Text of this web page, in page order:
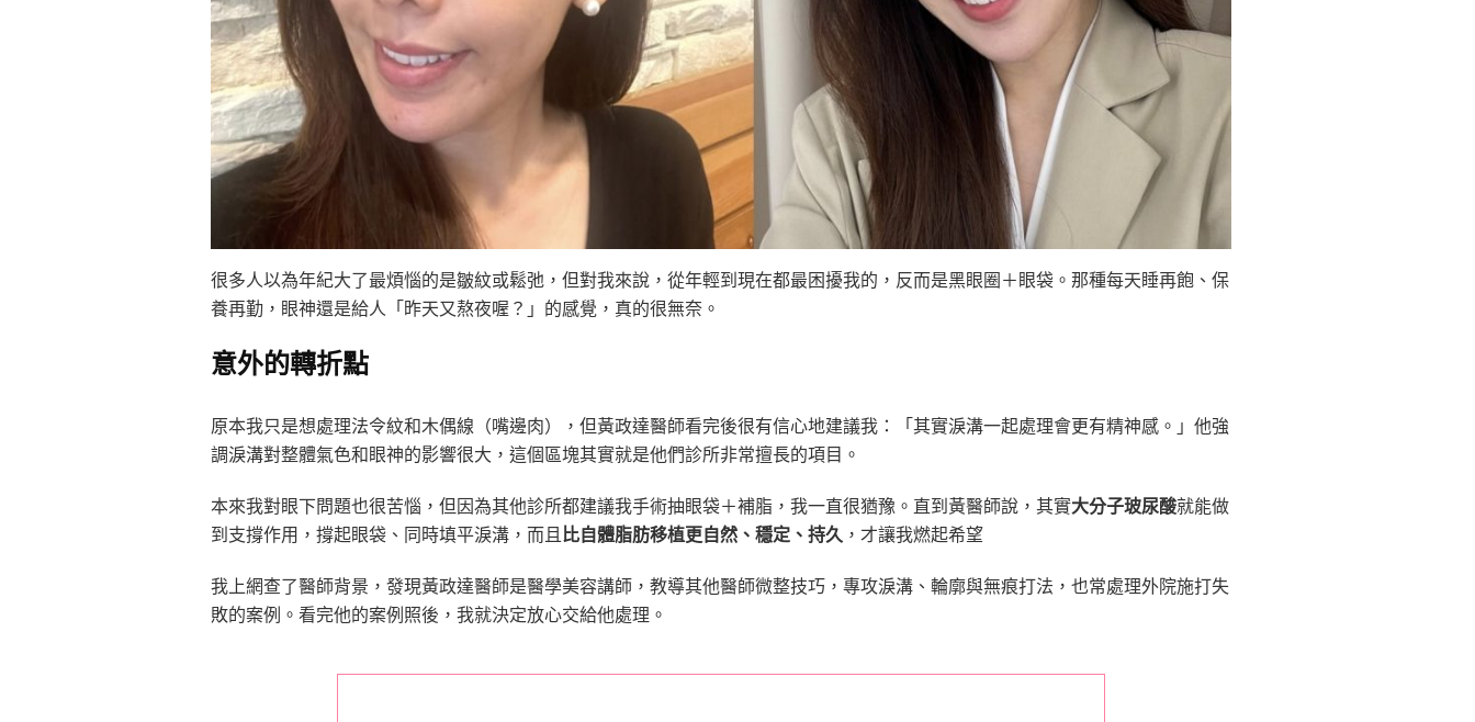
很多人以為年紀大了最煩惱的是皺紋或鬆弛，但對我來說，從年輕到現在都最困擾我的，反而是黑眼圈＋眼袋。那種每天睡再飽、保
養再勤，眼神還是給人「昨天又熬夜喔？」的感覺，真的很無奈。
意外的轉折點
原本我只是想處理法令紋和木偶線（嘴邊肉），但黃政達醫師看完後很有信心地建議我：「其實淚溝一起處理會更有精神感。」他強
調淚溝對整體氣色和眼神的影響很大，這個區塊其實就是他們診所非常擅長的項目。
本來我對眼下問題也很苦惱，但因為其他診所都建議我手術抽眼袋＋補脂，我一直很猶豫。直到黃醫師說，其實大分子玻尿酸就能做
到支撐作用，撐起眼袋、同時填平淚溝，而且比自體脂肪移植更自然、穩定、持久，才讓我燃起希望
我上網查了醫師背景，發現黃政達醫師是醫學美容講師，教導其他醫師微整技巧，專攻淚溝、輪廓與無痕打法，也常處理外院施打失
敗的案例。看完他的案例照後，我就決定放心交給他處理。